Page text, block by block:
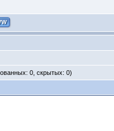
0, скрытых: 0)